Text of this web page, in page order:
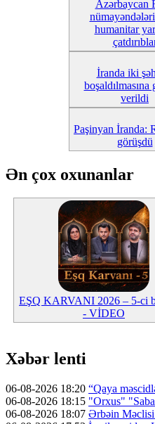
Azərbaycan
humanitar
İranda iki
boşaldılmasına
verildi
Paşinyan İranda:
görüşdü
Ən çox oxunanlar
EŞQ KARVANI 2026 – 5-ci
- VİDEO
Xəbər lenti
06-08-2026 18:20 “Qaya
06-08-2026 18:15 "Orxus"
06-08-2026 18:07 Ərbəin